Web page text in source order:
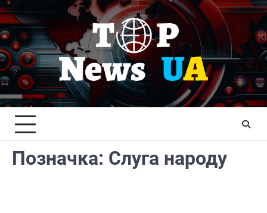
Перейти
до
вмісту
Позначка: Слуга народу